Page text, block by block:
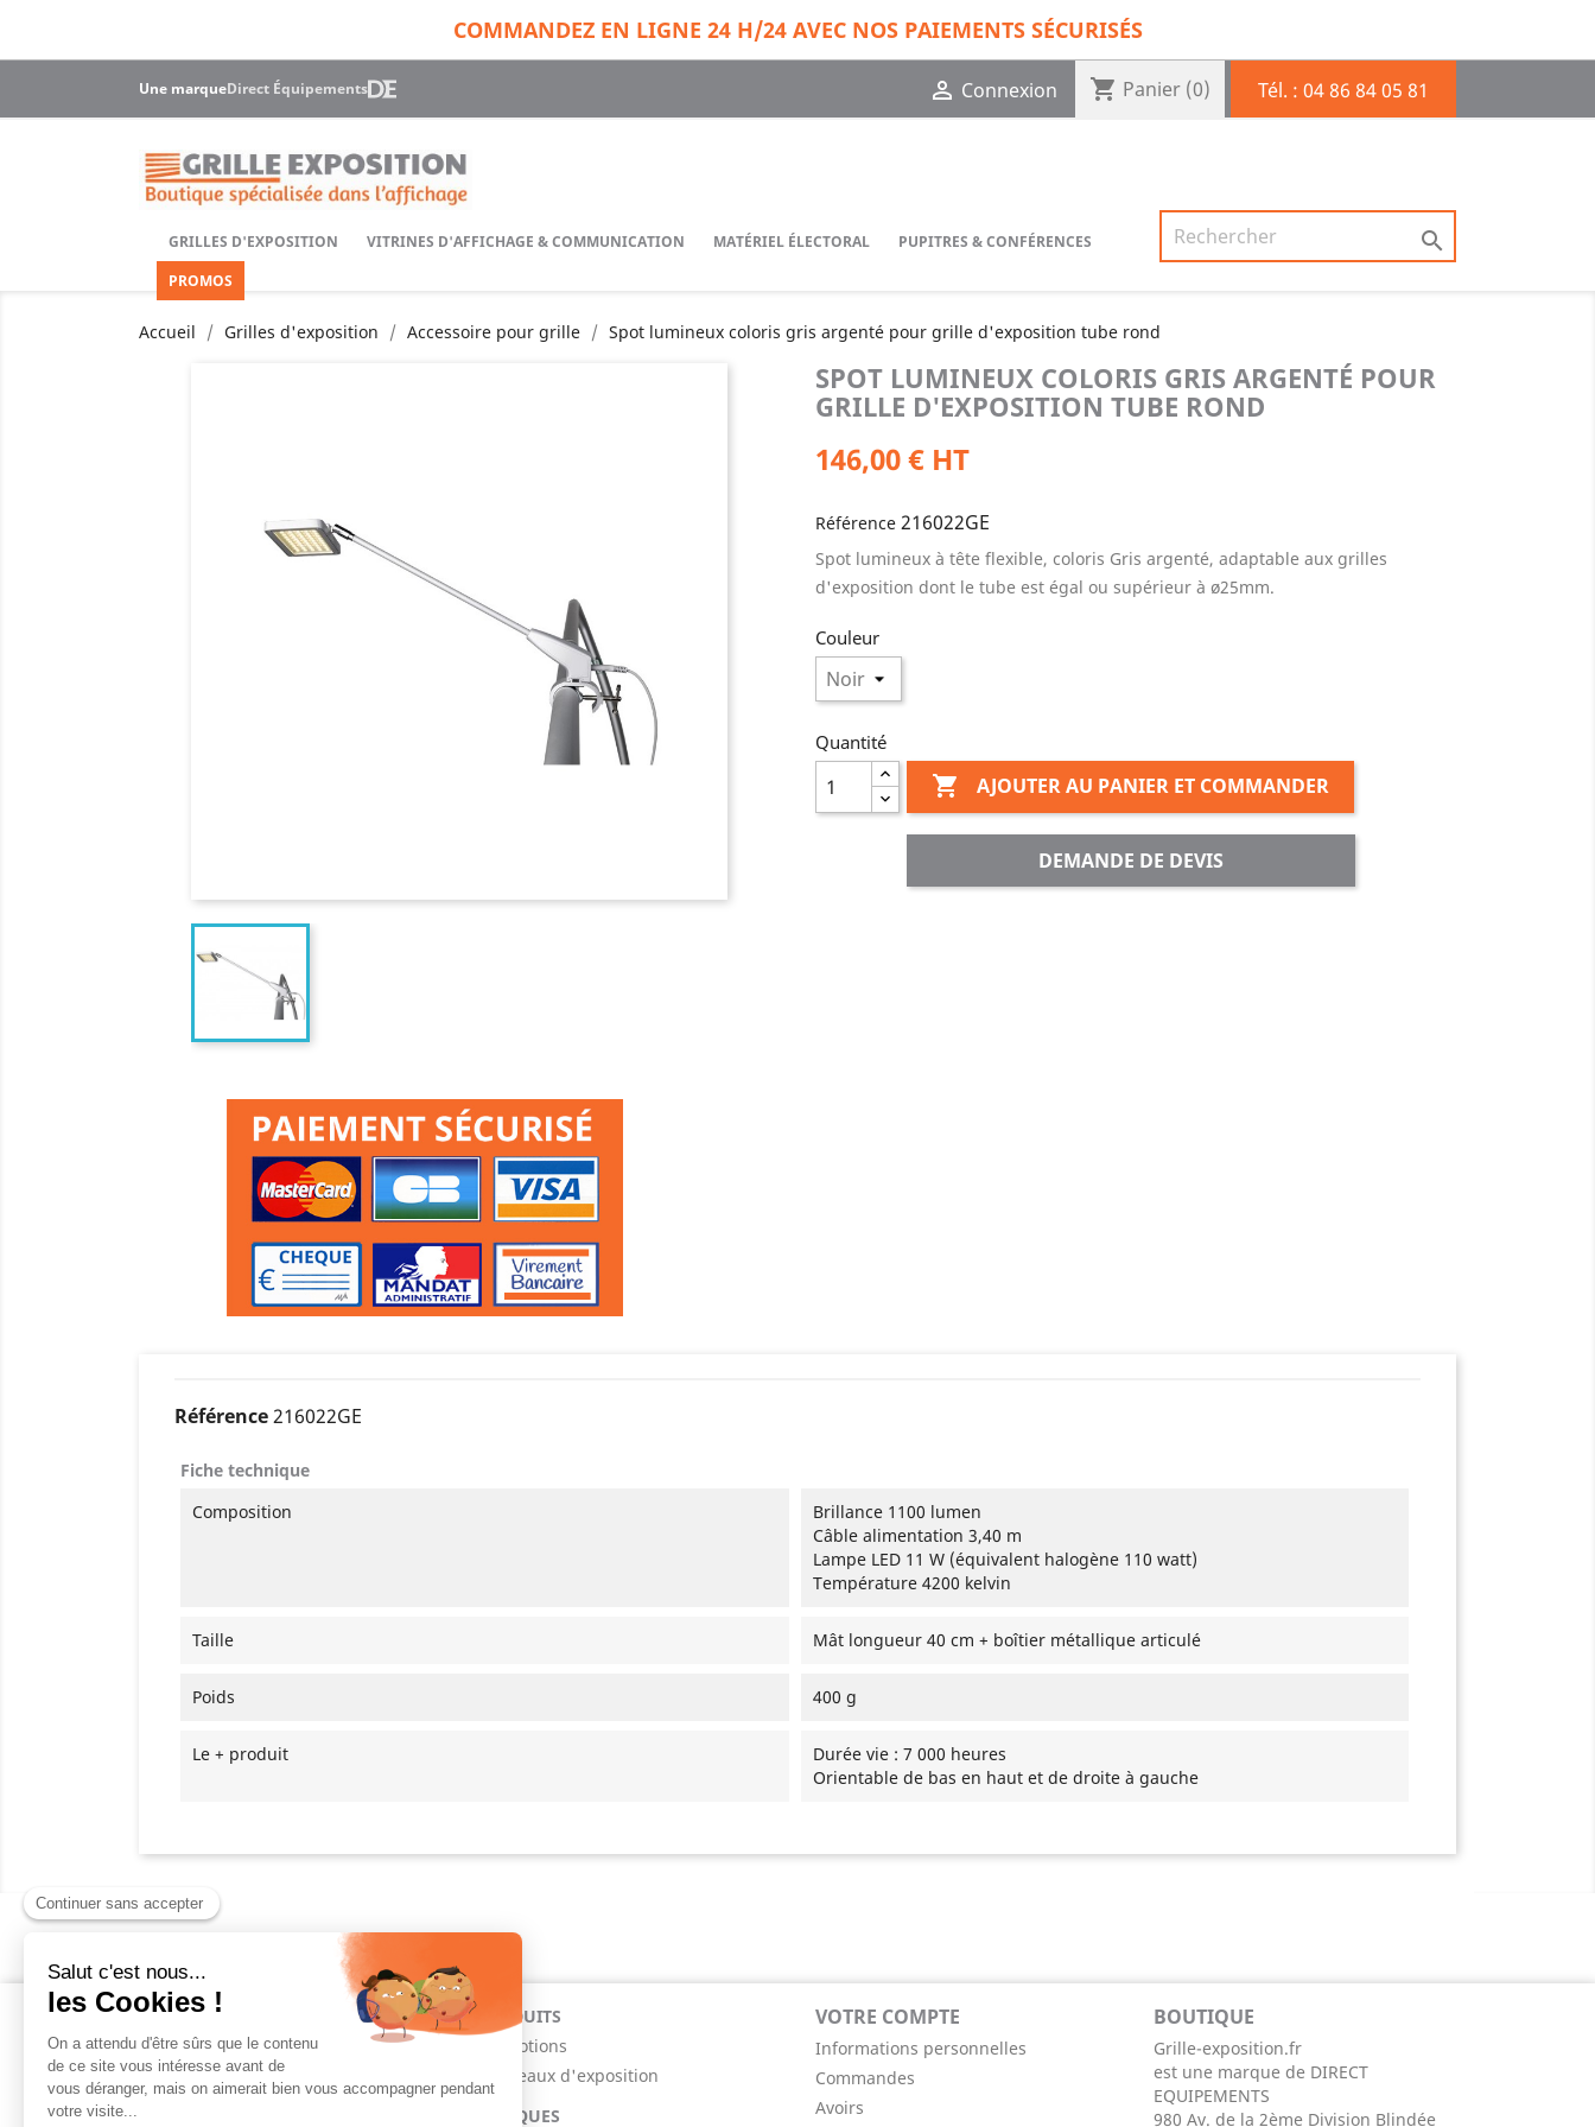
COMMANDEZ EN LIGNE 24 H/24 AVEC NOS PAIEMENTS SÉCURISÉS
Une marqueDirect Équipements  Connexion shopping_cart Panier (0) Tél. : 04 86 84 05 81
GRILLES D'EXPOSITION VITRINES D'AFFICHAGE & COMMUNICATION MATÉRIEL ÉLECTORAL
PUPITRES & CONFÉRENCES
PROMOS

Accueil Grilles d'exposition Accessoire pour grille Spot lumineux coloris gris argenté pour grille d'exposition tube rond
SPOT LUMINEUX COLORIS GRIS ARGENTÉ POUR
GRILLE D'EXPOSITION TUBE ROND
146,00 € HT
Référence 216022GE
Spot lumineux à tête flexible, coloris Gris argenté, adaptable aux grilles
d'exposition dont le tube est égal ou supérieur à ø25mm.
Couleur
Quantité
 AJOUTER AU PANIER ET COMMANDER
DEMANDE DE DEVIS
Référence216022GE
Fiche technique
Composition
Brillance 1100 lumen
Câble alimentation 3,40 m
Lampe LED 11 W (équivalent halogène 110 watt)
Température 4200 kelvin
Taille Mât longueur 40 cm + boîtier métallique articulé
Poids 400 g
Le + produit
Durée vie : 7 000 heures
Orientable de bas en haut et de droite à gauche
INFORMATIONS
Mentions légales
CGV -CGU
PRODUITS
Promotions
Panneaux d'exposition
MARQUES
VOTRE COMPTE
Informations personnelles
Commandes
Avoirs
BOUTIQUE
Grille-exposition.fr
est une marque de DIRECT
EQUIPEMENTS
980 Av. de la 2ème Division Blindée